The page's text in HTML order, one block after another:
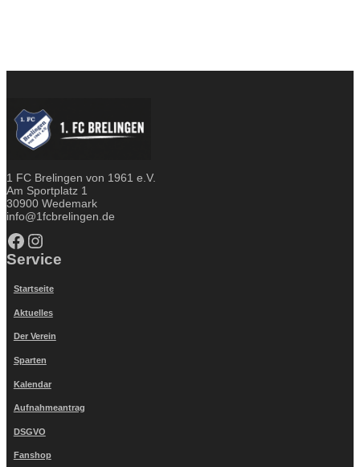
1 FC Brelingen von 1961 e.V.
Am Sportplatz 1
30900 Wedemark
info@1fcbrelingen.de
Facebook Instagram
Service
Startseite
Aktuelles
Der Verein
Sparten
Kalendar
Aufnahmeantrag
DSGVO
Fanshop